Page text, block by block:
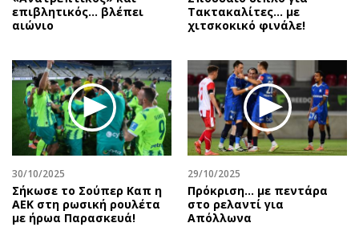
Σινεμά
Μουσική
Εικαστικά
Βιβλίο
Χειρόγραφα
Wine routes
Uncut
Προσφορές
Προσωπικότητες στην ''Κ''
Επιστολές
επιβλητικός… βλέπει
αιώνιο
Τακτακαλίτες… με
χιτσκοκικό φινάλε!
30/10/2025
Σήκωσε το Σούπερ Καπ η
ΑΕΚ στη ρωσική ρουλέτα
με ήρωα Παρασκευά!
29/10/2025
Πρόκριση... με πεντάρα
στο ρελαντί για
Απόλλωνα